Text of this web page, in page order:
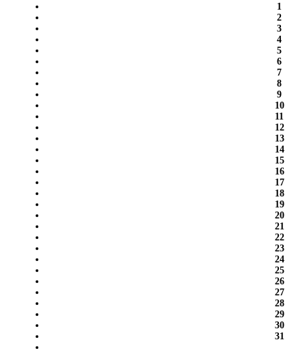
1
2
3
4
5
6
7
8
9
10
11
12
13
14
15
16
17
18
19
20
21
22
23
24
25
26
27
28
29
30
31